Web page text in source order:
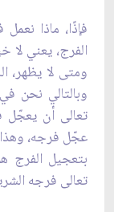
فإذًا، ماذا
الفرج، يعني لا
ومتى لا يظهر،
وبالتالي نحن
تعالى أن
عجّل فرجه، وهذا
بتعجيل الفرج
تعالى فرجه